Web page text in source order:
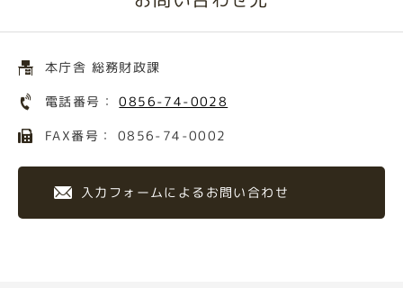
本庁舎 総務財政課
電話番号：0856-74-0028
FAX番号： 0856-74-0002
入力フォームによるお問い合わせ